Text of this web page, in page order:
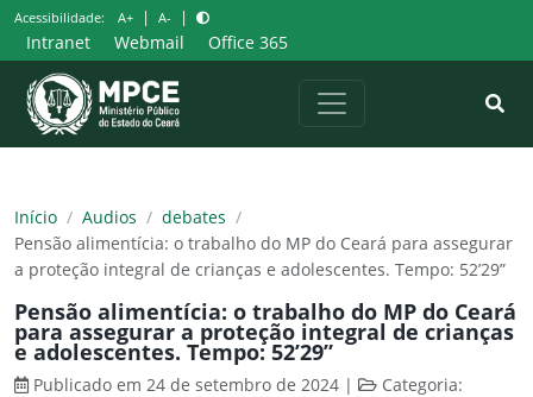
Pular
para
o
conteúdo
Acessibilidade: A+ | A- |
Intranet Webmail Office 365
Início / Audios / debates /
Pensão alimentícia: o trabalho do MP do Ceará para assegurar
a proteção integral de crianças e adolescentes. Tempo: 52’29”
Pensão alimentícia: o trabalho do MP do Ceará
para assegurar a proteção integral de crianças
e adolescentes. Tempo: 52’29”
Publicado em 24 de setembro de 2024 |
Categoria: